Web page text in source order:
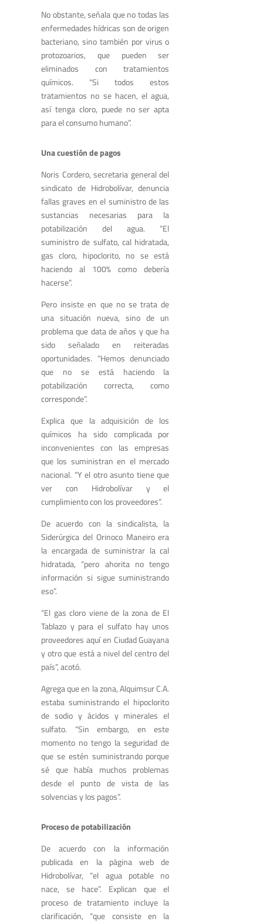
No obstante, señala que no todas las
enfermedades hídricas son de origen
bacteriano, sino también por virus o
protozoarios, que pueden ser
eliminados con tratamientos
químicos. “Si todos estos
tratamientos no se hacen, el agua,
así tenga cloro, puede no ser apta
para el consumo humano”.
Una cuestión de pagos
Noris Cordero, secretaria general del
sindicato de Hidrobolívar, denuncia
fallas graves en el suministro de las
sustancias necesarias para la
potabilización del agua. “El
suministro de sulfato, cal hidratada,
gas cloro, hipoclorito, no se está
haciendo al 100% como debería
hacerse”.
Pero insiste en que no se trata de
una situación nueva, sino de un
problema que data de años y que ha
sido señalado en reiteradas
oportunidades. “Hemos denunciado
que no se está haciendo la
potabilización correcta, como
corresponde”.
Explica que la adquisición de los
químicos ha sido complicada por
inconvenientes con las empresas
que los suministran en el mercado
nacional. “Y el otro asunto tiene que
ver con Hidrobolívar y el
cumplimiento con los proveedores”.
De acuerdo con la sindicalista, la
Siderúrgica del Orinoco Maneiro era
la encargada de suministrar la cal
hidratada, “pero ahorita no tengo
información si sigue suministrando
eso”.
“El gas cloro viene de la zona de El
Tablazo y para el sulfato hay unos
proveedores aquí en Ciudad Guayana
y otro que está a nivel del centro del
país”, acotó.
Agrega que en la zona, Alquimsur C.A.
estaba suministrando el hipoclorito
de sodio y ácidos y minerales el
sulfato. “Sin embargo, en este
momento no tengo la seguridad de
que se estén suministrando porque
sé que había muchos problemas
desde el punto de vista de las
solvencias y los pagos”.
Proceso de potabilización
De acuerdo con la información
publicada en la página web de
Hidrobolívar, “el agua potable no
nace, se hace”. Explican que el
proceso de tratamiento incluye la
clarificación, “que consiste en la